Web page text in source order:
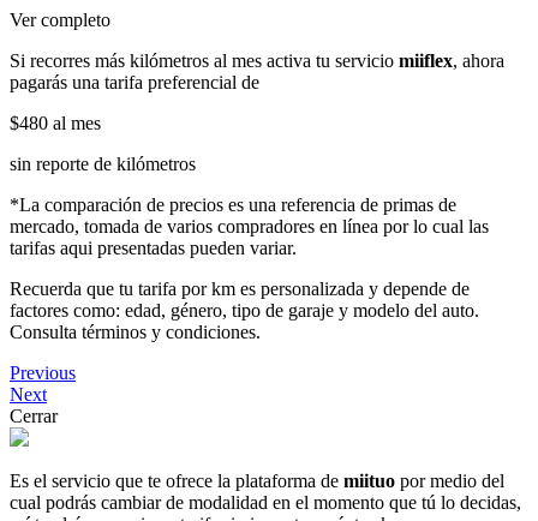
Ver completo
Si recorres más kilómetros al mes activa tu servicio miiflex, ahora
pagarás una tarifa preferencial de
$480 al mes
sin reporte de kilómetros
*La comparación de precios es una referencia de primas de
mercado, tomada de varios compradores en línea por lo cual las
tarifas aqui presentadas pueden variar.
Recuerda que tu tarifa por km es personalizada y depende de
factores como: edad, género, tipo de garaje y modelo del auto.
Consulta términos y condiciones.
Previous
Next
Cerrar
Es el servicio que te ofrece la plataforma de miituo por medio del
cual podrás cambiar de modalidad en el momento que tú lo decidas,